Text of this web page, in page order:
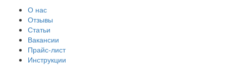
О нас
Отзывы
Статьи
Вакансии
Прайс-лист
Инструкции